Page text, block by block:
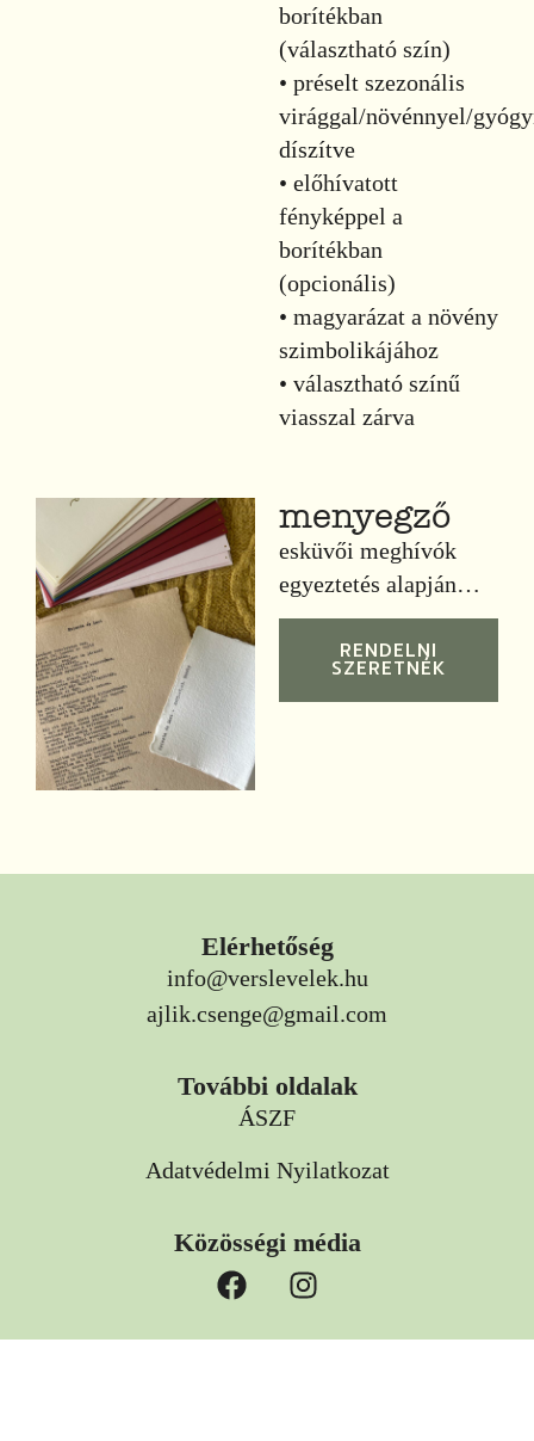
borítékban
(választható szín)
• préselt szezonális
virággal/növénnyel/
díszítve
• előhívatott
fényképpel a
borítékban
(opcionális)
• magyarázat a növény
szimbolikájához
• választható színű
viasszal zárva
menyegző
esküvői meghívók
egyeztetés alapján…
RENDELNI
SZERETNÉK
Elérhetőség
info@verslevelek.hu
ajlik.csenge@gmail.com
További oldalak
ÁSZF
Adatvédelmi Nyilatkozat
Közösségi média